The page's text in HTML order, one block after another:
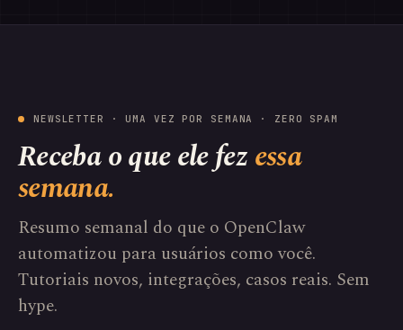
NEWSLETTER · UMA VEZ POR SEMANA · ZERO SPAM
Receba o que ele fezessa
semana.
Resumo semanal do que o OpenClaw
automatizou para usuários como você.
Tutoriais novos, integrações, casos reais. Sem
hype.